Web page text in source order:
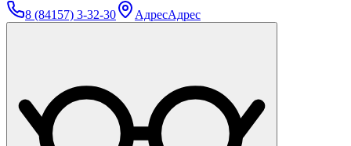
8 (84157) 3-32-30
АдресАдрес